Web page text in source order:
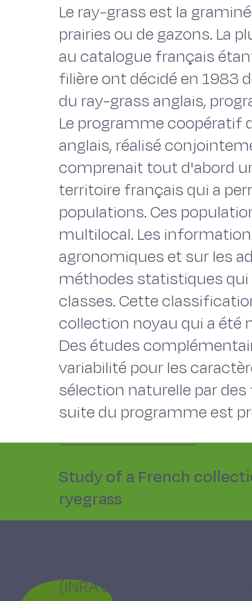
Le ray-grass est la
prairies ou de gazons. La
au catalogue français
filière ont décidé en 1983
du ray-grass anglais,
Le programme coopératif
anglais, réalisé
comprenait tout d'abord
territoire français qui a
populations. Ces
multilocal. Les
agronomiques et sur les
méthodes statistiques qui
classes. Cette
collection noyau qui a été
Des études
variabilité pour les
sélection naturelle par
suite du programme est
Study of a French
ryegrass
(INRA and private